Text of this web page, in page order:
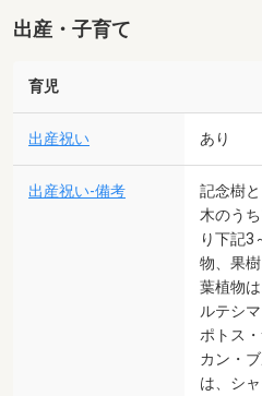
出産・子育て
育児
出産祝い あり
出産祝い-備考
記念樹
木のう
り下記3
物、果
葉植物
ルテシ
ポトス
カン・
は、シ